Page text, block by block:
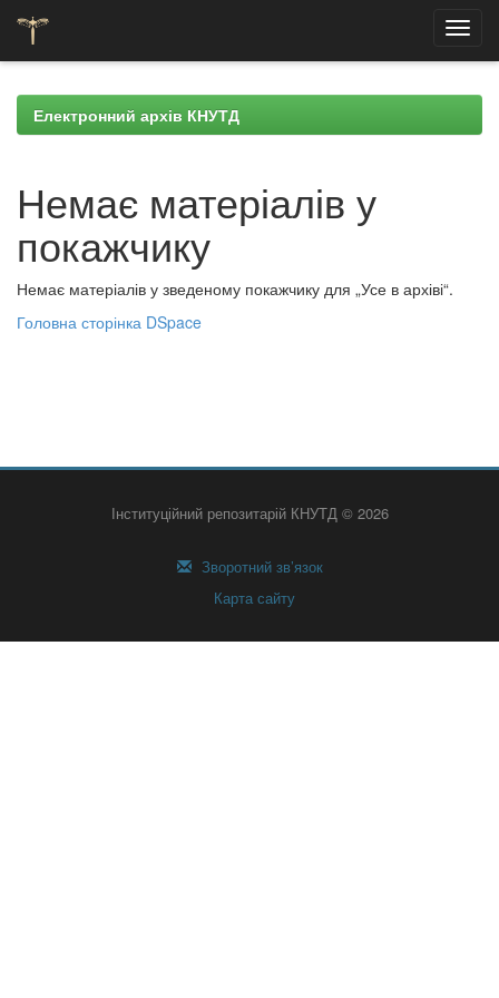
navigationЕлектронний архів КНУТД
Немає матеріалів у
покажчику
Немає матеріалів у зведеному покажчику для „Усе в архіві“.
Головна сторінка DSpace
Інституційний репозитарій КНУТД © 2026
Зворотний зв’язок
Карта сайту